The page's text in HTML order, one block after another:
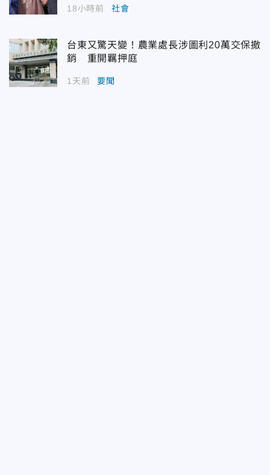
18小時前 社會
台東又驚天變！農業處長涉圖利20萬交保撤
銷 重開羈押庭
1天前 要聞